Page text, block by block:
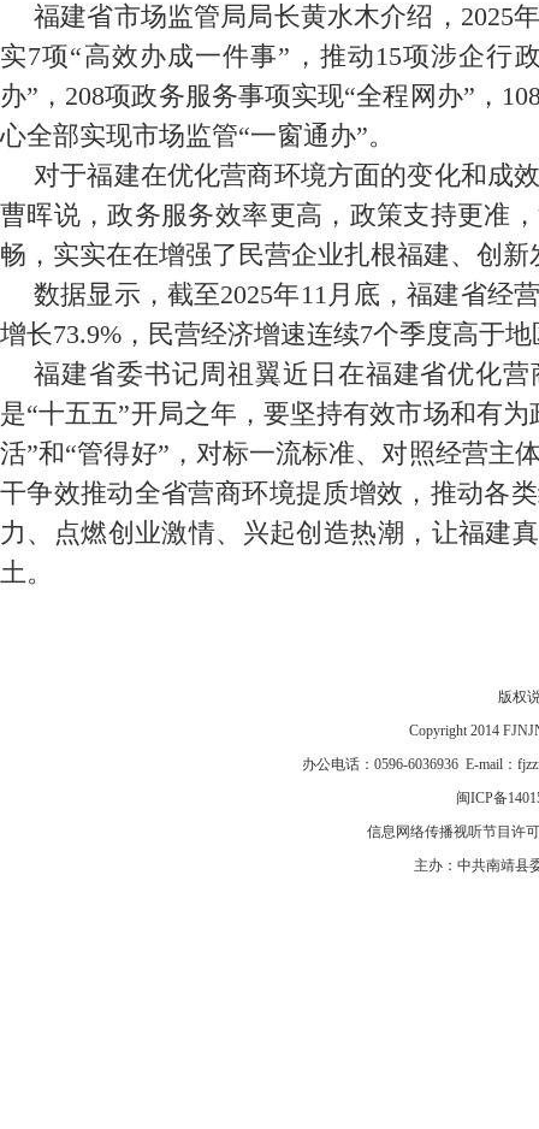
福建省市场监管局局长黄水木介绍，2025
实7项“高效办成一件事”，推动15项涉企行
办”，208项政务服务事项实现“全程网办”，
心全部实现市场监管“一窗通办”。
对于福建在优化营商环境方面的变化和成
曹晖说，政务服务效率更高，政策支持更准
畅，实实在在增强了民营企业扎根福建、创新
数据显示，截至2025年11月底，福建省经
增长73.9%，民营经济增速连续7个季度高于
福建省委书记周祖翼近日在福建省优化
是“十五五”开局之年，要坚持有效市场和有
活”和“管得好”，对标一流标准、对照经营主
干争效推动全省营商环境提质增效，推动各
力、点燃创业激情、兴起创造热潮，让福建
土。
版权
Copyright 2014
办公电话：0596-6036936 E-mail：
闽ICP备
信息网络传播视听节目许
主办：中共南靖县